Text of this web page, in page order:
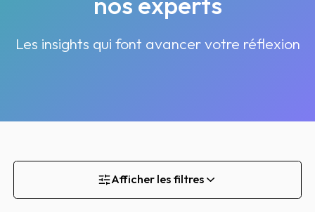
Les insights qui font avancer votre réflexion
Afficher les filtres